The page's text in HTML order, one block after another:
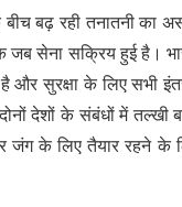
बढ़ रही तनातनी का
सेना सक्रिय हुई है।
और सुरक्षा के लिए सभी
देशों के संबंधों में तल्खी
के लिए तैयार रहने के